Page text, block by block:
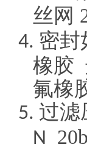
丝网
4. 密封
橡胶
氟橡
5. 过滤
N